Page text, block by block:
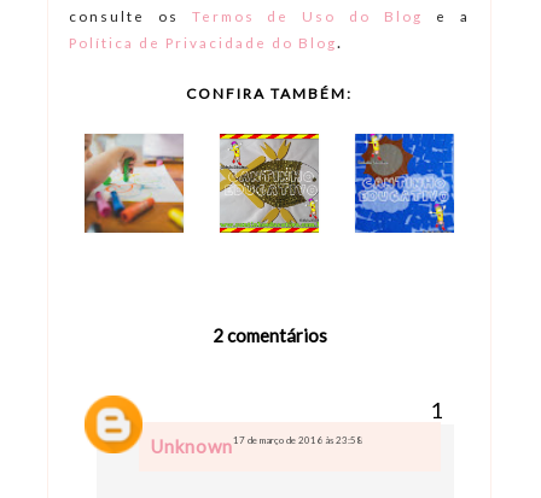
consulte os Termos de Uso do Blog
e a
Política de Privacidade do Blog.
CONFIRA TAMBÉM:
2 comentários
Unknown17 de março de 2016 às 23:58